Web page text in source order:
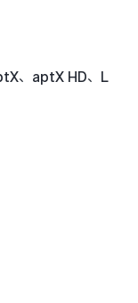
、aptX HD、L